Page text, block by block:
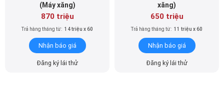
(Máy xăng)
870 triệu
Trả hàng tháng từ: 14 triệu x 60
Nhận báo giá
Đăng ký lái thử
xăng)
650 triệu
Trả hàng tháng từ: 11 triệu x 60
Nhận báo giá
Đăng ký lái thử